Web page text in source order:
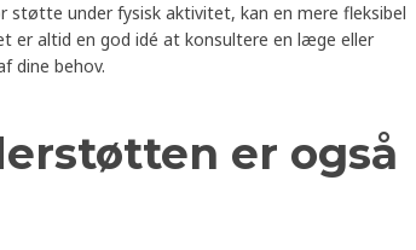
støtte under fysisk aktivitet, kan en mere fleksibel
er altid en god idé at konsultere en læge eller
dine behov.
er også